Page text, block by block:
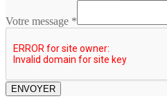
Votre message *
ENVOYER